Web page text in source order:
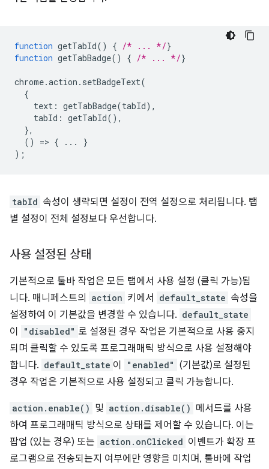
function getTabId() { /* ... */}
function getTabBadge() { /* ... */}
chrome.action . setBadgeText(
{
text : getTabBadge(tabId),
tabId : getTabId(),
},
()
=> { ...
}
);
tabId 속성이 생략되면 설정이 전역 설정으로 처리됩니다. 탭
별 설정이 전체 설정보다 우선합니다.
사용 설정된 상태
기본적으로 툴바 작업은 모든 탭에서 사용 설정 (클릭 가능)됩
니다. 매니페스트의
action 키에서 default_state 속성을
설정하여 이 기본값을 변경할 수 있습니다. default_state
이 "disabled" 로 설정된 경우 작업은 기본적으로 사용 중지
되며 클릭할 수 있도록 프로그래매틱 방식으로 사용 설정해야
합니다. default_state 이 "enabled" (기본값)로 설정된
경우 작업은 기본적으로 사용 설정되고 클릭 가능합니다.
action.enable() 및 action.disable() 메서드를 사용
하여 프로그래매틱 방식으로 상태를 제어할 수 있습니다. 이는
팝업 (있는 경우) 또는 action.onClicked 이벤트가 확장 프
로그램으로 전송되는지 여부에만 영향을 미치며, 툴바에 작업